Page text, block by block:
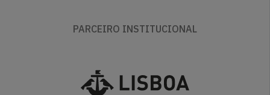
PARCEIRO INSTITUCIONAL